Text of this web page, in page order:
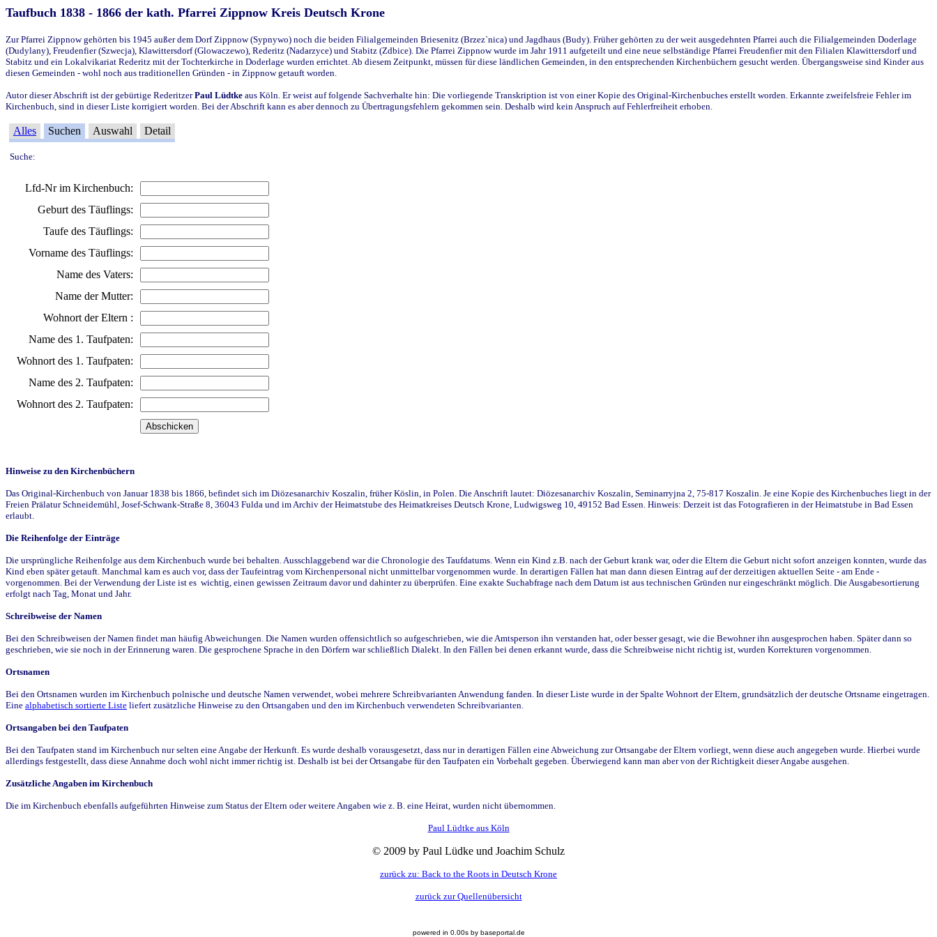
Taufbuch 1838 - 1866 der kath. Pfarrei Zippnow Kreis Deutsch Krone
Zur Pfarrei Zippnow gehörten bis 1945 außer dem Dorf Zippnow (Sypnywo) noch die beiden Filialgemeinden Briesenitz (Brzez`nica) und Jagdhaus (Budy). Früher gehörten zu der weit ausgedehnten Pfarrei auch die Filialgemeinden Doderlage
(Dudylany), Freudenfier (Szwecja), Klawittersdorf (Glowaczewo), Rederitz (Nadarzyce) und Stabitz (Zdbice). Die Pfarrei Zippnow wurde im Jahr 1911 aufgeteilt und eine neue selbständige Pfarrei Freudenfier mit den Filialen Klawittersdorf und
Stabitz und ein Lokalvikariat Rederitz mit der Tochterkirche in Doderlage wurden errichtet. Ab diesem Zeitpunkt, müssen für diese ländlichen Gemeinden, in den entsprechenden Kirchenbüchern gesucht werden. Übergangsweise sind Kinder aus
diesen Gemeinden - wohl noch aus traditionellen Gründen - in Zippnow getauft worden.
Autor dieser Abschrift ist der gebürtige RederitzerPaul Lüdtke aus Köln. Er weist auf folgende Sachverhalte hin: Die vorliegende Transkription ist von einer Kopie des Original-Kirchenbuches erstellt worden. Erkannte zweifelsfreie Fehler im
Kirchenbuch, sind in dieser Liste korrigiert worden. Bei der Abschrift kann es aber dennoch zu Übertragungsfehlern gekommen sein. Deshalb wird kein Anspruch auf Fehlerfreiheit erhoben.
Alles Suchen Auswahl Detail
Suche:
Lfd-Nr im Kirchenbuch:
Geburt des Täuflings:
Taufe des Täuflings:
Vorname des Täuflings:
Name des Vaters:
Name der Mutter:
Wohnort der Eltern :
Name des 1. Taufpaten:
Wohnort des 1. Taufpaten:
Name des 2. Taufpaten:
Wohnort des 2. Taufpaten:
Hinweise zu den Kirchenbüchern
Das Original-Kirchenbuch von Januar 1838 bis 1866, befindet sich im Diözesanarchiv Koszalin, früher Köslin, in Polen. Die Anschrift lautet: Diözesanarchiv Koszalin, Seminarryjna 2, 75-817 Koszalin. Je eine Kopie des Kirchenbuches liegt in der
Freien Prälatur Schneidemühl, Josef-Schwank-Straße 8, 36043 Fulda und im Archiv der Heimatstube des Heimatkreises Deutsch Krone, Ludwigsweg 10, 49152 Bad Essen. Hinweis: Derzeit ist das Fotografieren in der Heimatstube in Bad Essen
erlaubt.
Die Reihenfolge der Einträge
Die ursprüngliche Reihenfolge aus dem Kirchenbuch wurde bei behalten. Ausschlaggebend war die Chronologie des Taufdatums. Wenn ein Kind z.B. nach der Geburt krank war, oder die Eltern die Geburt nicht sofort anzeigen konnten, wurde das
Kind eben später getauft. Manchmal kam es auch vor, dass der Taufeintrag vom Kirchenpersonal nicht unmittelbar vorgenommen wurde. In derartigen Fällen hat man dann diesen Eintrag auf der derzeitigen aktuellen Seite - am Ende -
vorgenommen. Bei der Verwendung der Liste ist es wichtig, einen gewissen Zeitraum davor und dahinter zu überprüfen. Eine exakte Suchabfrage nach dem Datum ist aus technischen Gründen nur eingeschränkt möglich. Die Ausgabesortierung
erfolgt nach Tag, Monat und Jahr.
Schreibweise der Namen
Bei den Schreibweisen der Namen findet man häufig Abweichungen. Die Namen wurden offensichtlich so aufgeschrieben, wie die Amtsperson ihn verstanden hat, oder besser gesagt, wie die Bewohner ihn ausgesprochen haben. Später dann so
geschrieben, wie sie noch in der Erinnerung waren. Die gesprochene Sprache in den Dörfern war schließlich Dialekt. In den Fällen bei denen erkannt wurde, dass die Schreibweise nicht richtig ist, wurden Korrekturen vorgenommen.
Ortsnamen
Bei den Ortsnamen wurden im Kirchenbuch polnische und deutsche Namen verwendet, wobei mehrere Schreibvarianten Anwendung fanden. In dieser Liste wurde in der Spalte Wohnort der Eltern, grundsätzlich der deutsche Ortsname eingetragen.
Eine alphabetisch sortierte Liste liefert zusätzliche Hinweise zu den Ortsangaben und den im Kirchenbuch verwendeten Schreibvarianten.
Ortsangaben bei den Taufpaten
Bei den Taufpaten stand im Kirchenbuch nur selten eine Angabe der Herkunft. Es wurde deshalb vorausgesetzt, dass nur in derartigen Fällen eine Abweichung zur Ortsangabe der Eltern vorliegt, wenn diese auch angegeben wurde. Hierbei wurde
allerdings festgestellt, dass diese Annahme doch wohl nicht immer richtig ist. Deshalb ist bei der Ortsangabe für den Taufpaten ein Vorbehalt gegeben. Überwiegend kann man aber von der Richtigkeit dieser Angabe ausgehen.
Zusätzliche Angaben im Kirchenbuch
Die im Kirchenbuch ebenfalls aufgeführten Hinweise zum Status der Eltern oder weitere Angaben wie z. B. eine Heirat, wurden nicht übernommen.
Paul Lüdtke aus Köln
© 2009 by Paul Lüdke und Joachim Schulz
zurück zu: Back to the Roots in Deutsch Krone
zurück zur Quellenübersicht
powered in 0.00s by baseportal.de